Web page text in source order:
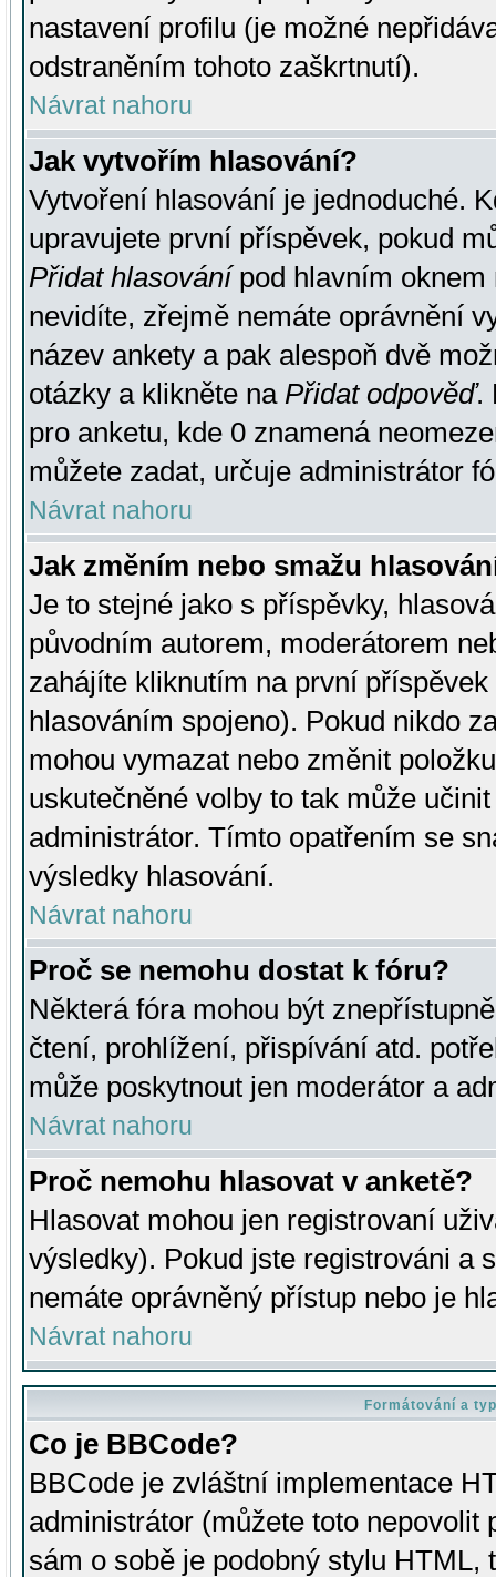
nastavení profilu (je možné
odstraněním tohoto zaškrtnutí).
Návrat nahoru
Jak vytvořím hlasování?
Vytvoření hlasování je jednoduché.
upravujete první příspěvek, pokud
Přidat hlasovánípod hlavním oknem
nevidíte, zřejmě nemáte oprávnění
název ankety a pak alespoň dvě
otázky a klikněte na Přidat odpověď.
pro anketu, kde 0 znamená
můžete zadat, určuje administrátor
Návrat nahoru
Jak změním nebo smažu
Je to stejné jako s příspěvky,
původním autorem, moderátorem
zahájíte kliknutím na první
hlasováním spojeno). Pokud nikdo
mohou vymazat nebo změnit
uskutečněné volby to tak může
administrátor. Tímto opatřením se
výsledky hlasování.
Návrat nahoru
Proč se nemohu dostat k fóru?
Některá fóra mohou být
čtení, prohlížení, přispívání atd.
může poskytnout jen moderátor a
Návrat nahoru
Proč nemohu hlasovat v anketě?
Hlasovat mohou jen registrovaní
výsledky). Pokud jste registrováni a
nemáte oprávněný přístup nebo je
Návrat nahoru
Formátování a
Co je BBCode?
BBCode je zvláštní implementace
administrátor (můžete toto
sám o sobě je podobný stylu HTML,